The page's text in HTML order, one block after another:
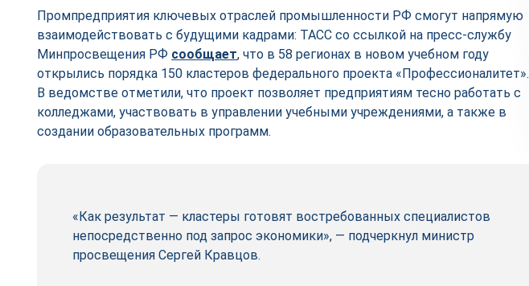
Промпредприятия ключевых отраслей промышленности РФ смогут напрямую
взаимодействовать с будущими кадрами: ТАСС со ссылкой на пресс-службу
Минпросвещения РФ сообщает, что в 58 регионах в новом учебном году
открылись порядка 150 кластеров федерального проекта «Профессионалитет».
В ведомстве отметили, что проект позволяет предприятиям тесно работать с
колледжами, участвовать в управлении учебными учреждениями, а также в
создании образовательных программ.
«Как результат — кластеры готовят востребованных специалистов
непосредственно под запрос экономики», — подчеркнул министр
просвещения Сергей Кравцов.